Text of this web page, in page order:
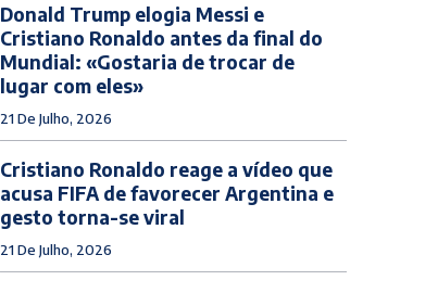
Donald Trump elogia Messi e
Cristiano Ronaldo antes da final do
Mundial: «Gostaria de trocar de
lugar com eles»
21 De Julho, 2026
Cristiano Ronaldo reage a vídeo que
acusa FIFA de favorecer Argentina e
gesto torna-se viral
21 De Julho, 2026